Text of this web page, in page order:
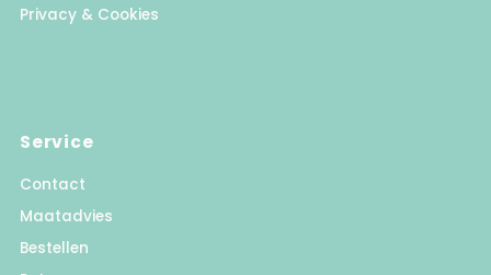
Privacy & Cookies
Service
Contact
Maatadvies
Bestellen